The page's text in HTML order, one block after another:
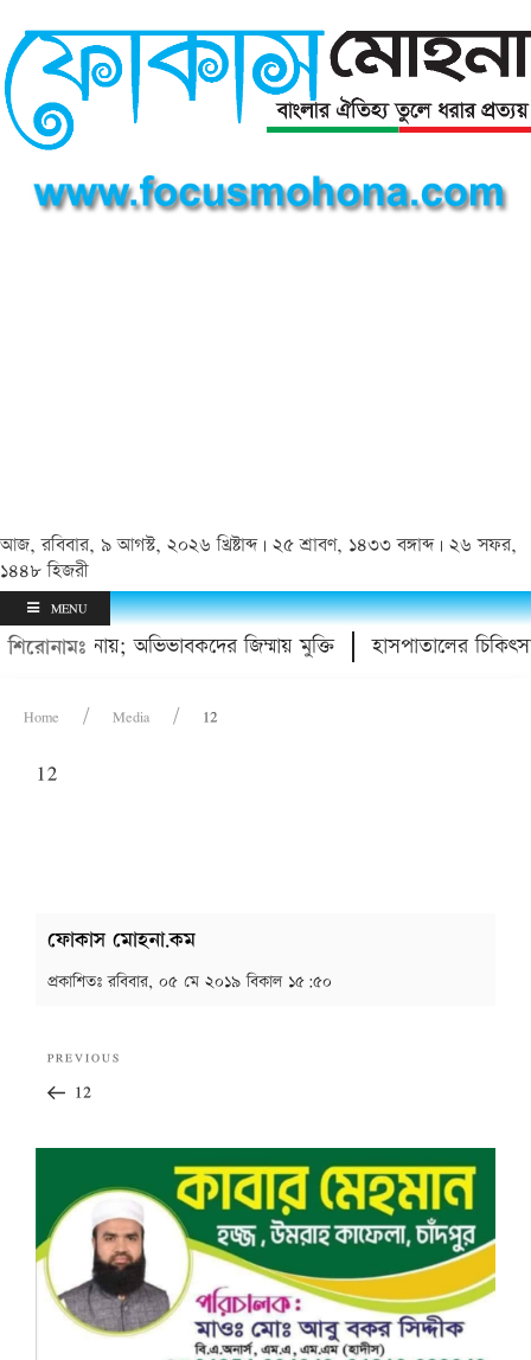
আজ, রবিবার, ৯ আগস্ট, ২০২৬ খ্রিষ্টাব্দ | ২৫ শ্রাবণ, ১৪৩৩ বঙ্গাব্দ | ২৬ সফর,
১৪৪৮ হিজরী
MENU
শিরোনামঃথানায়; অভিভাবকদের জিম্মায় মুক্তি হাসপাতালের
Home Media 12
12
ফোকাস মোহনা.কম
প্রকাশিতঃরবিবার, ০৫ মে ২০১৯ বিকাল ১৫:৫০
navigation
Previous
Post
PREVIOUS
12